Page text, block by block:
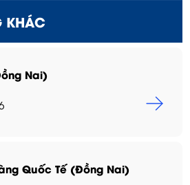
KHÁC
Nai)
Quốc Tế (Đồng Nai)